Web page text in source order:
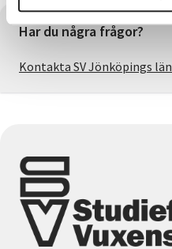
Har du några frågor?
Kontakta SV Jönköpings län